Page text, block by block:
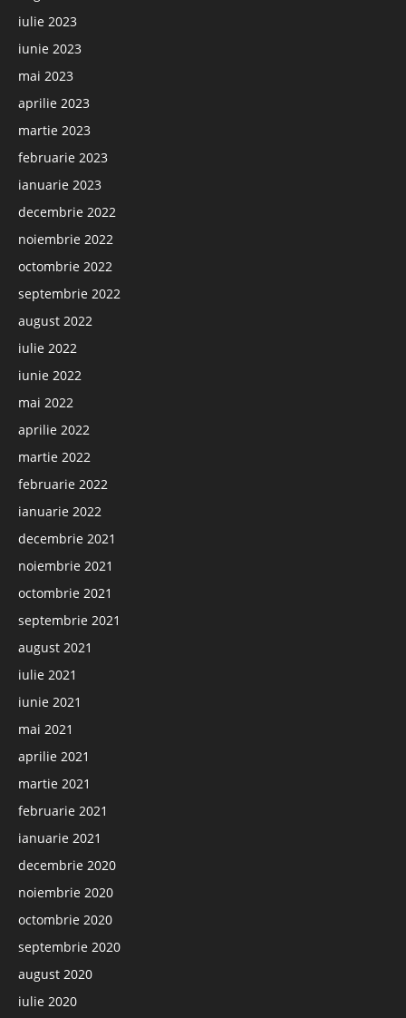
iulie 2023
iunie 2023
mai 2023
aprilie 2023
martie 2023
februarie 2023
ianuarie 2023
decembrie 2022
noiembrie 2022
octombrie 2022
septembrie 2022
august 2022
iulie 2022
iunie 2022
mai 2022
aprilie 2022
martie 2022
februarie 2022
ianuarie 2022
decembrie 2021
noiembrie 2021
octombrie 2021
septembrie 2021
august 2021
iulie 2021
iunie 2021
mai 2021
aprilie 2021
martie 2021
februarie 2021
ianuarie 2021
decembrie 2020
noiembrie 2020
octombrie 2020
septembrie 2020
august 2020
iulie 2020